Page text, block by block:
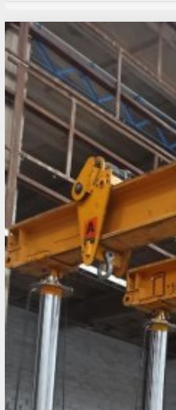
Свежие статьи